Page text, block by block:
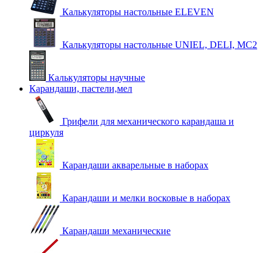
Калькуляторы настольные ELEVEN
Калькуляторы настольные UNIEL, DELI, MC2
Калькуляторы научные
Карандаши, пастели,мел
Грифели для механического карандаша и
циркуля
Карандаши акварельные в наборах
Карандаши и мелки восковые в наборах
Карандаши механические